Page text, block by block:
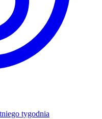
tygodnia